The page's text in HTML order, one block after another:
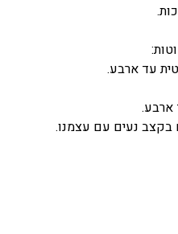
עד ארבע.
ארבע.
בקצב נעים עם עצמנו.